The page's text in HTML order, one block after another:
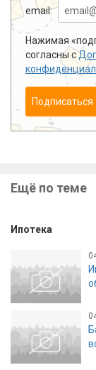
email:
Нажимая
согласны с
Подписаться
Ещё по теме
Ипотека